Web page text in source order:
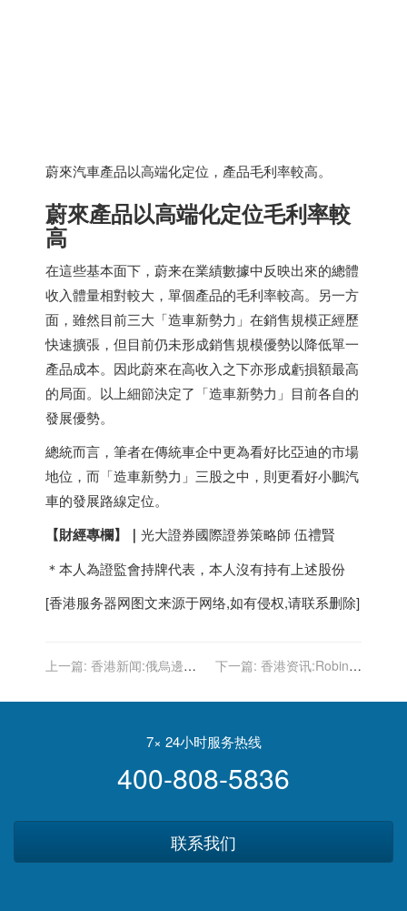
蔚來汽車產品以高端化定位，產品毛利率較高。
蔚來產品以高端化定位毛利率較
高
在這些基本面下，蔚来在業績數據中反映出來的總體
收入體量相對較大，單個產品的毛利率較高。另一方
面，雖然目前三大「造車新勢力」在銷售規模正經歷
快速擴張，但目前仍未形成銷售規模優勢以降低單一
產品成本。因此蔚來在高收入之下亦形成虧損額最高
的局面。以上細節決定了「造車新勢力」目前各自的
發展優勢。
總統而言，筆者在傳統車企中更為看好比亞迪的市場
地位，而「造車新勢力」三股之中，則更看好小鵬汽
車的發展路線定位。
【財經專欄】 ｜ 光大證券國際證券策略師 伍禮賢
＊本人為證監會持牌代表，本人沒有持有上述股份
[香港服务器网图文来源于网络,如有侵权,请联系删除]
上一篇: 香港新闻:俄烏邊境
騰 慎防蝴蝶效應｜林子傑
下一篇: 香港资讯:Robin：
八个建议，白杨SEO实战举
7× 24小时服务热线
400-808-5836
联系我们